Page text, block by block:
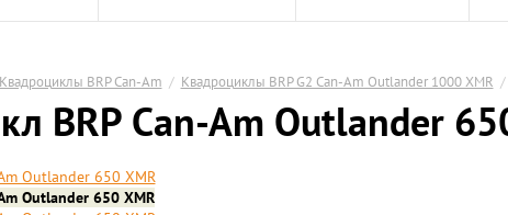
Квадроциклы BRP Can-Am / Квадроциклы BRP G2 Can-Am Outlander 1000 XMR /
BRP Can-Am Outlander